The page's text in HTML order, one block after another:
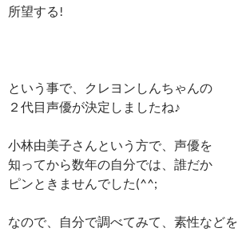
所望する!
という事で、クレヨンしんちゃんの
２代目声優が決定しましたね♪
小林由美子さんという方で、声優を
知ってから数年の自分では、誰だか
ピンときませんでした(^^;
なので、自分で調べてみて、素性などを